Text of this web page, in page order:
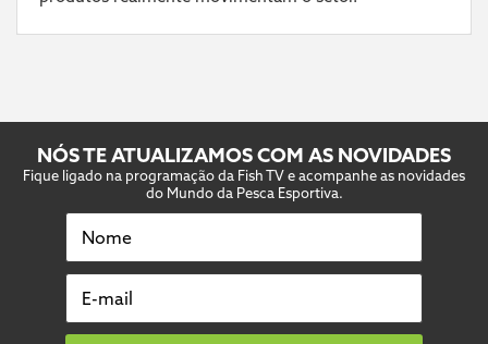
NÓS TE ATUALIZAMOS COM AS NOVIDADES
Fique ligado na programação da Fish TV e acompanhe as novidades
do Mundo da Pesca Esportiva.
Nome
E-mail